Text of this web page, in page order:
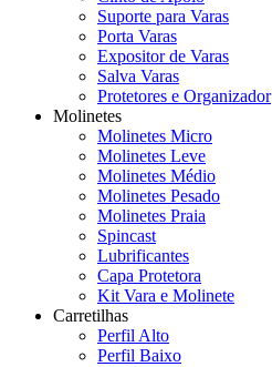
Suporte para Varas
Porta Varas
Expositor de Varas
Salva Varas
Protetores e Organizador
Molinetes
Molinetes Micro
Molinetes Leve
Molinetes Médio
Molinetes Pesado
Molinetes Praia
Spincast
Lubrificantes
Capa Protetora
Kit Vara e Molinete
Carretilhas
Perfil Alto
Perfil Baixo